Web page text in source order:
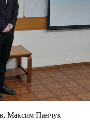
Максим Панчук